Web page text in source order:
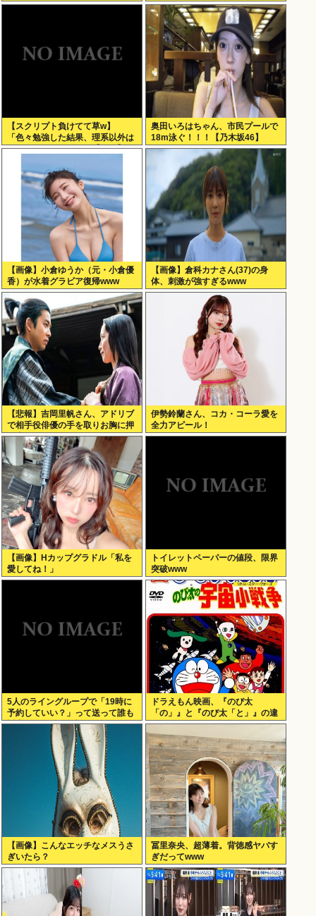
【スクリプト負けてて草w】
「色々勉強した結果、理系以外は
エラー品だと気付いた【ガチ】」
奥田いろはちゃん、市民プールで
18m泳ぐ！！！【乃木坂46】
【画像】小倉ゆうか（元・小倉優
香）が水着グラビア復帰www
【画像】倉科カナさん(37)の身
体、刺激が強すぎるwww
【悲報】吉岡里帆さん、アドリブ
で相手役俳優の手を取りお胸に押
し当てる（画像あり）
伊勢鈴蘭さん、コカ・コーラ愛を
全力アピール！
【画像】Hカップグラドル「私を
愛してね！」
トイレットペーパーの値段、限界
突破www
5人のライングループで「19時に
予約していい？」って送って誰も
返事しないから無視でいいよね？
ドラえもん映画、『のび太
「の」』と『のび太「と」』の違
いがわからないと話題に
【画像】こんなエッチなメスうさ
ぎいたら？
冨里奈央、超薄着。背徳感ヤバす
ぎだってwww